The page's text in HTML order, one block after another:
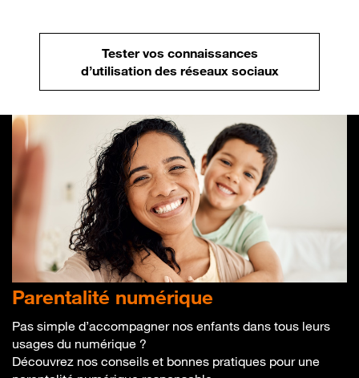
Tester vos connaissances
d’utilisation des réseaux sociaux
Parentalité numérique
Pas simple d’accompagner nos enfants dans tous leurs
usages du numérique ?
Découvrez nos conseils et bonnes pratiques pour une